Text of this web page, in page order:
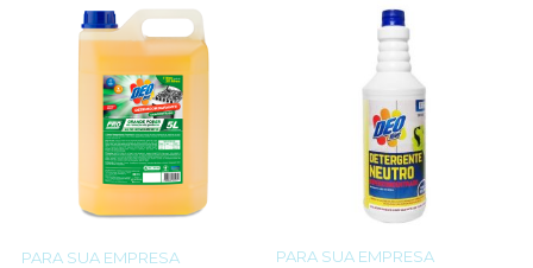
PARA SUA EMPRESA PARA SUA EMPRESA